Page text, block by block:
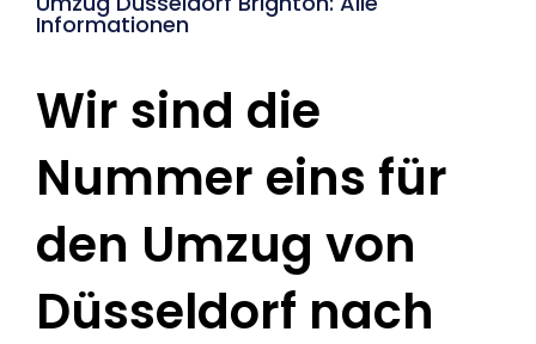
Informationen
Wir sind die
Nummer eins für
den Umzug von
Düsseldorf nach